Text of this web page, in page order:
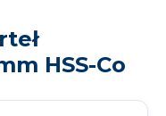
HSS-Co